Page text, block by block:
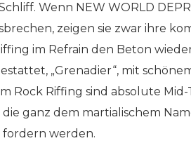
Wenn NEW WORLD
zeigen sie zwar ihre
im Refrain den Beton
„Grenadier“, mit
Rock Riffing sind absolute
ganz dem martialischem
werden.